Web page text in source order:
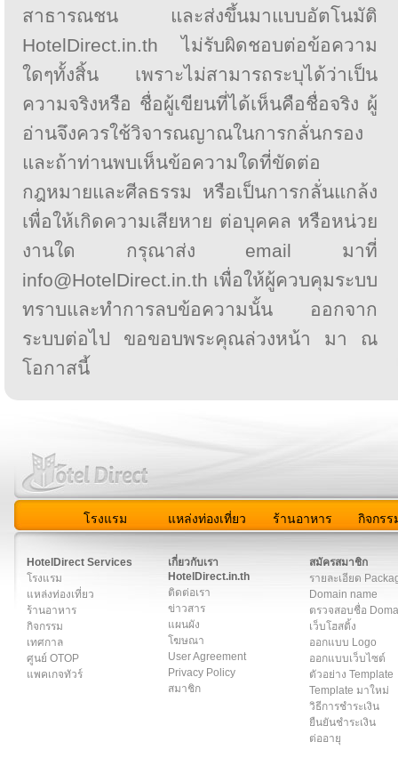
สาธารณชน และส่งขึ้นมาแบบอัตโนมัติ
HotelDirect.in.th ไม่รับผิดชอบต่อข้อความ
ใดๆทั้งสิ้น เพราะไม่สามารถระบุได้ว่าเป็น
ความจริงหรือ ชื่อผู้เขียนที่ได้เห็นคือชื่อจริง ผู้
อ่านจึงควรใช้วิจารณญาณในการกลั่นกรอง
และถ้าท่านพบเห็นข้อความใดที่ขัดต่อ
กฎหมายและศีลธรรม หรือเป็นการกลั่นแกล้ง
เพื่อให้เกิดความเสียหาย ต่อบุคคล หรือหน่วย
งานใด กรุณาส่ง email มาที่
info@HotelDirect.in.th เพื่อให้ผู้ควบคุมระบบ
ทราบและทำการลบข้อความนั้น ออกจาก
ระบบต่อไป ขอขอบพระคุณล่วงหน้า มา ณ
โอกาสนี้
โรงแรม แหล่งท่องเที่ยว ร้านอาหาร กิจกรร
HotelDirect Services
โรงแรม
แหล่งท่องเที่ยว
ร้านอาหาร
กิจกรรม
เทศกาล
ศูนย์ OTOP
แพคเกจทัวร์
เกี่ยวกับเรา
HotelDirect.in.th
ติดต่อเรา
ข่าวสาร
แผนผัง
โฆษณา
User Agreement
Privacy Policy
สมาชิก
สมัครสมาชิก
รายละเอียด
Domain name
ตรวจสอบชื่อ
เว็บโฮสติ้ง
ออกแบบ Logo
ออกแบบเว็บไซต์
ตัวอย่าง Template
Template มาใหม่
วิธีการชำระเงิน
ยืนยันชำระเงิน
ต่ออายุ